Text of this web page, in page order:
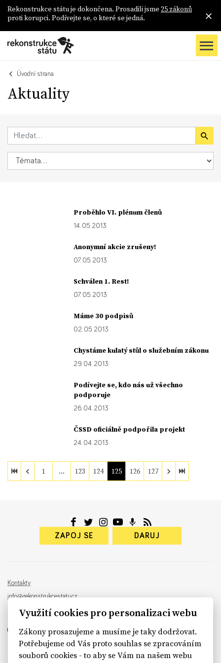
Rekonstrukce státu je dokončena. Prosadili jsme 25 zákonů
proti korupci. Podívejte se, o které se jedná.
Úvodní strana
Aktuality
Proběhlo VI. plénum členů
14. 05. 2013
Anonymní akcie zrušeny!
07. 05. 2013
Schválen 1. Rest!
07. 05. 2013
Máme 30 podpisů
02. 05. 2013
Chystáme kulatý stůl o služebním zákonu
29. 04. 2013
Podívejte se, kdo nás už všechno
podporuje
26. 04. 2013
ČSSD oficiálně podpořila projekt
24. 04. 2013
1 … 123 124 125 126 127
ZAPOJ SE DARUJ
Kontakty
info@rekonstrukcestatu.cz
Návrh a vývoj: Sinfin , ilustrace:
sinfin.digital
Využití cookies pro personalizaci webu
Zákony prosazujeme a musíme je taky dodržovat.
Potřebujeme od Vás proto souhlas se zpracováním
souborů cookies - to aby se Vám na našem webu